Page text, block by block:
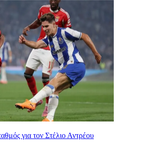
για τον Στέλιο Αντρέου